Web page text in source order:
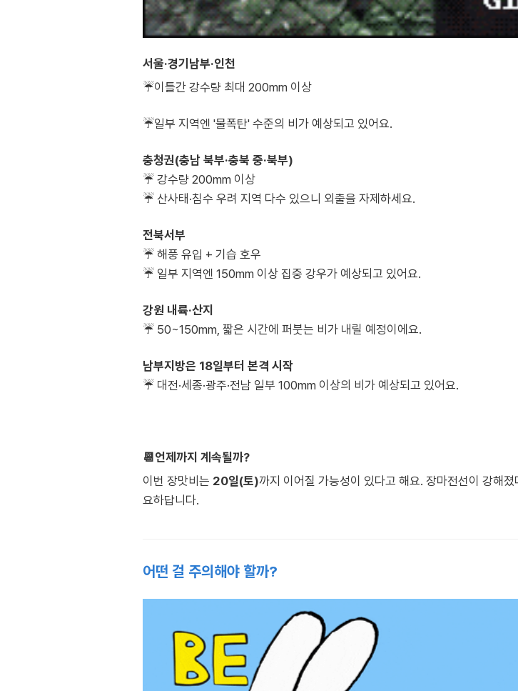
서울·경기남부·인천
☔이틀간 강수량 최대 200mm 이상
☔일부 지역엔 '물폭탄' 수준의 비가 예상되고 있어요.
충청권(충남 북부·충북 중·북부)
☔ 강수량 200mm 이상
☔ 산사태·침수 우려 지역 다수 있으니 외출을 자제하세요.
전북서부
☔ 해풍 유입 + 기습 호우
☔ 일부 지역엔 150mm 이상 집중 강우가 예상되고 있어요.
강원 내륙·산지
☔ 50~150mm, 짧은 시간에 퍼붓는 비가 내릴 예정이에요.
남부지방은 18일부터 본격 시작
☔ 대전·세종·광주·전남 일부 100mm 이상의 비가 예상되고 있어요.
📆언제까지 계속될까?
이번 장맛비는 20일(토)까지 이어질 가능성이 있다고 해요. 장마전선이 강해
요하답니다.
어떤 걸 주의해야 할까?